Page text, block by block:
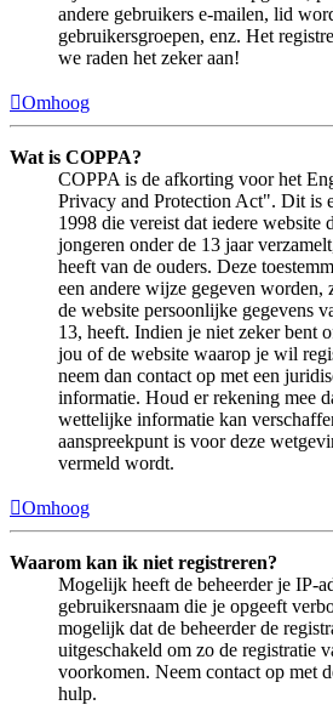
andere gebruikers e-mailen, lid
gebruikersgroepen, enz. Het
we raden het zeker aan!
Omhoog
Wat is COPPA?
COPPA is de afkorting voor het
Privacy and Protection Act". Dit is
1998 die vereist dat iedere website
jongeren onder de 13 jaar
heeft van de ouders. Deze
een andere wijze gegeven worden,
de website persoonlijke gegevens
13, heeft. Indien je niet zeker bent
jou of de website waarop je wil
neem dan contact op met een
informatie. Houd er rekening mee
wettelijke informatie kan
aanspreekpunt is voor deze
vermeld wordt.
Omhoog
Waarom kan ik niet registreren?
Mogelijk heeft de beheerder je IP-
gebruikersnaam die je opgeeft
mogelijk dat de beheerder de
uitgeschakeld om zo de registratie
voorkomen. Neem contact op met
hulp.